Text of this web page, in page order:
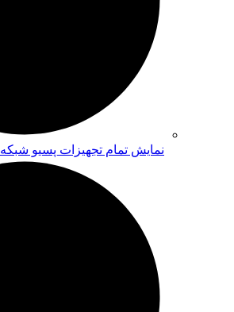
نمایش تمام تجهیزات پسیو شبکه